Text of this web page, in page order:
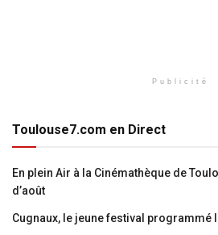
Publicité
Toulouse7.com en Direct
En plein Air à la Cinémathèque de
d’août
Cugnaux, le jeune festival programmé